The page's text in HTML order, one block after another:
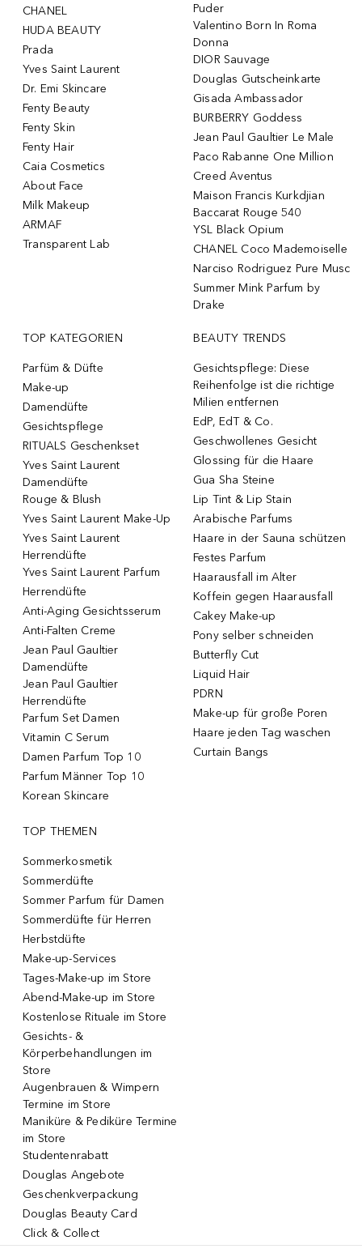
CHANEL
HUDA BEAUTY
Prada
Yves Saint Laurent
Dr. Emi Skincare
Fenty Beauty
Fenty Skin
Fenty Hair
Caia Cosmetics
About Face
Milk Makeup
ARMAF
Transparent Lab
Puder
Valentino Born In Roma
Donna
DIOR Sauvage
Douglas Gutscheinkarte
Gisada Ambassador
BURBERRY Goddess
Jean Paul Gaultier Le Male
Paco Rabanne One Million
Creed Aventus
Maison Francis Kurkdjian
Baccarat Rouge 540
YSL Black Opium
CHANEL Coco Mademoiselle
Narciso Rodriguez Pure Musc
Summer Mink Parfum by
Drake
TOP KATEGORIEN
Parfüm & Düfte
Make-up
Damendüfte
Gesichtspflege
RITUALS Geschenkset
Yves Saint Laurent
Damendüfte
Rouge & Blush
Yves Saint Laurent Make-Up
Yves Saint Laurent
Herrendüfte
Yves Saint Laurent Parfum
Herrendüfte
Anti-Aging Gesichtsserum
Anti-Falten Creme
Jean Paul Gaultier
Damendüfte
Jean Paul Gaultier
Herrendüfte
Parfum Set Damen
Vitamin C Serum
Damen Parfum Top 10
Parfum Männer Top 10
Korean Skincare
BEAUTY TRENDS
Gesichtspflege: Diese
Reihenfolge ist die richtige
Milien entfernen
EdP, EdT & Co.
Geschwollenes Gesicht
Glossing für die Haare
Gua Sha Steine
Lip Tint & Lip Stain
Arabische Parfums
Haare in der Sauna schützen
Festes Parfum
Haarausfall im Alter
Koffein gegen Haarausfall
Cakey Make-up
Pony selber schneiden
Butterfly Cut
Liquid Hair
PDRN
Make-up für große Poren
Haare jeden Tag waschen
Curtain Bangs
TOP THEMEN
Sommerkosmetik
Sommerdüfte
Sommer Parfum für Damen
Sommerdüfte für Herren
Herbstdüfte
Make-up-Services
Tages-Make-up im Store
Abend-Make-up im Store
Kostenlose Rituale im Store
Gesichts- &
Körperbehandlungen im
Store
Augenbrauen & Wimpern
Termine im Store
Maniküre & Pediküre Termine
im Store
Studentenrabatt
Douglas Angebote
Geschenkverpackung
Douglas Beauty Card
Click & Collect